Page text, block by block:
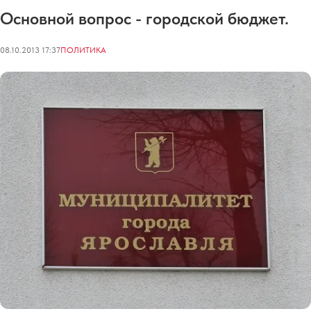
Основной вопрос - городской бюджет.
08.10.2013 17:37ПОЛИТИКА